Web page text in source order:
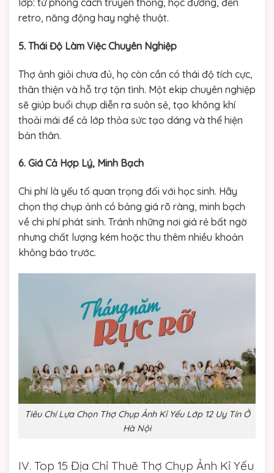
retro, năng động hay nghệ thuật.
5. Thái Độ Làm Việc Chuyên Nghiệp
Thợ ảnh giỏi chưa đủ, họ còn cần có thái độ tích cực,
thân thiện và hỗ trợ tận tình. Một ekip chuyên nghiệp
sẽ giúp buổi chụp diễn ra suôn sẻ, tạo không khí
thoải mái để cả lớp thỏa sức tạo dáng và thể hiện
bản thân.
6. Giá Cả Hợp Lý, Minh Bạch
Chi phí là yếu tố quan trọng đối với học sinh. Hãy
chọn thợ chụp ảnh có bảng giá rõ ràng, minh bạch
về chi phí phát sinh. Tránh những nơi giá rẻ bất ngờ
nhưng chất lượng kém hoặc thu thêm nhiều khoản
không báo trước.
Tiêu Chí Lựa Chọn Thợ Chụp Ảnh Kỉ Yếu Lớp 12 Uy Tín Ở
Hà Nội
IV. Top 15 Địa Chỉ Thuê Thợ Chụp Ảnh Kỉ Yếu